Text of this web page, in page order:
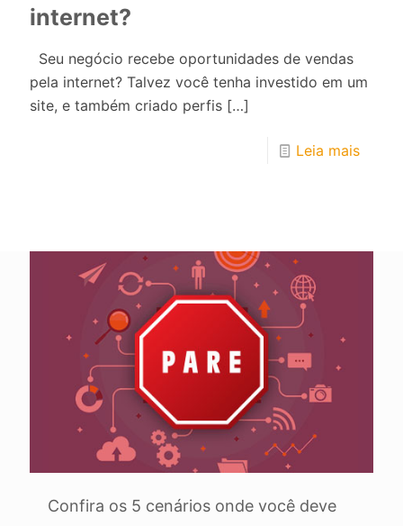
internet?
Seu negócio recebe oportunidades de vendas
pela internet? Talvez você tenha investido em um
site, e também criado perfis […]
Leia mais
Confira os 5 cenários onde você deve